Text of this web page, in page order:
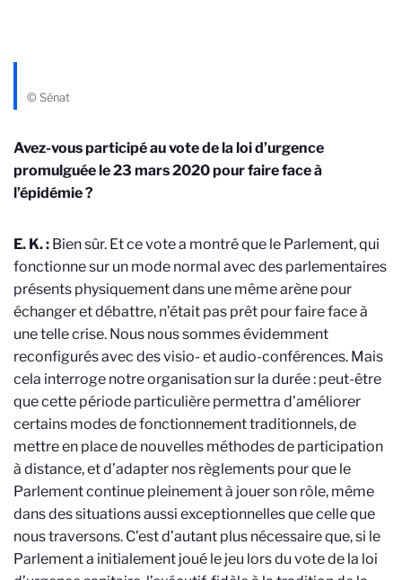
© Sénat
Avez-vous participé au vote de la loi d’urgence
promulguée le 23 mars 2020 pour faire face à
l’épidémie ?
E. K. : Bien sûr. Et ce vote a montré que le Parlement, qui
fonctionne sur un mode normal avec des parlementaires
présents physiquement dans une même arène pour
échanger et débattre, n’était pas prêt pour faire face à
une telle crise. Nous nous sommes évidemment
reconfigurés avec des visio- et audio-conférences. Mais
cela interroge notre organisation sur la durée : peut-être
que cette période particulière permettra d’améliorer
certains modes de fonctionnement traditionnels, de
mettre en place de nouvelles méthodes de participation
à distance, et d’adapter nos règlements pour que le
Parlement continue pleinement à jouer son rôle, même
dans des situations aussi exceptionnelles que celle que
nous traversons. C’est d’autant plus nécessaire que, si le
Parlement a initialement joué le jeu lors du vote de la loi